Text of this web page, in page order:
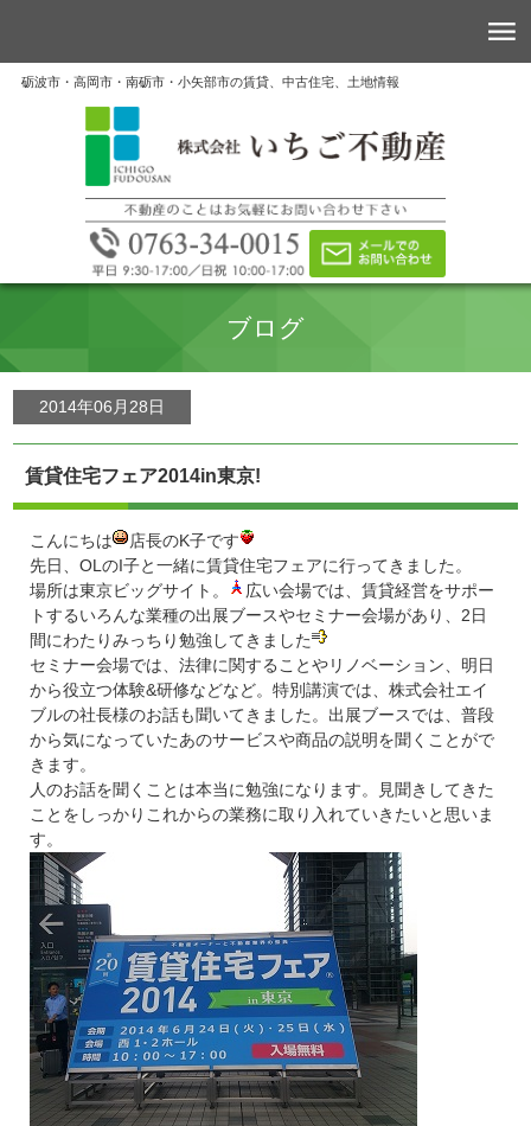
砺波市・高岡市・南砺市・小矢部市の賃貸、中古住宅、土地情報
ブログ
2014年06月28日
賃貸住宅フェア2014in東京!
こんにちは
店長のK子です
先日、OLのI子と一緒に賃貸住宅フェアに行ってきました。
場所は東京ビッグサイト。
広い会場では、賃貸経営をサポー
トするいろんな業種の出展ブースやセミナー会場があり、2日
間にわたりみっちり勉強してきました
セミナー会場では、法律に関することやリノベーション、明日
から役立つ体験&研修などなど。特別講演では、株式会社エイ
ブルの社長様のお話も聞いてきました。出展ブースでは、普段
から気になっていたあのサービスや商品の説明を聞くことがで
きます。
人のお話を聞くことは本当に勉強になります。見聞きしてきた
ことをしっかりこれからの業務に取り入れていきたいと思いま
す。